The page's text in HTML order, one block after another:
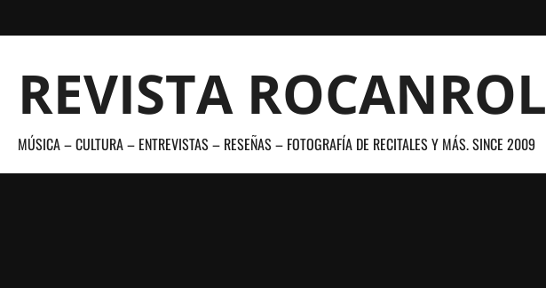
al
REVISTA ROCANROL
MÚSICA – CULTURA – ENTREVISTAS – RESEÑAS – FOTOGRAFÍA DE RECITALES Y MÁS. SINCE 2009